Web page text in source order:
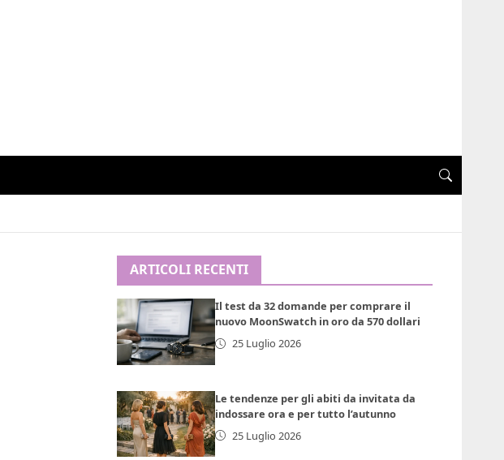
ARTICOLI RECENTI
Il test da 32 domande per comprare il
nuovo MoonSwatch in oro da 570 dollari
25 Luglio 2026
Le tendenze per gli abiti da invitata da
indossare ora e per tutto l’autunno
25 Luglio 2026